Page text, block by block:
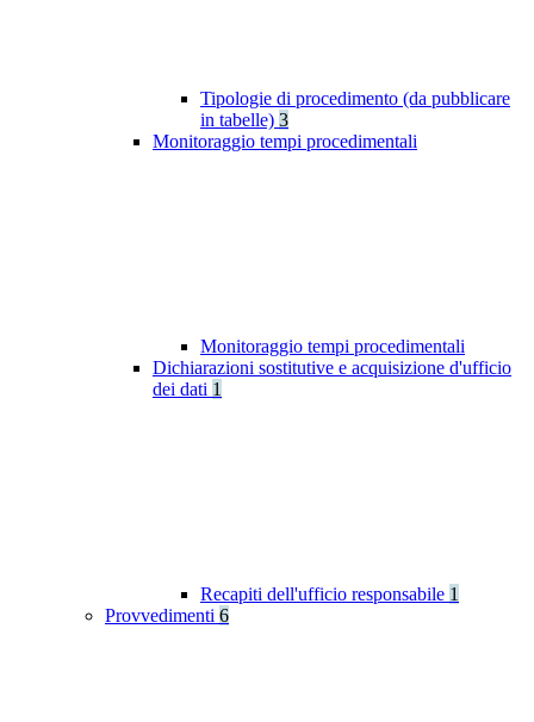
Tipologie di procedimento (da pubblicare
in tabelle) 3
Monitoraggio tempi procedimentali
Monitoraggio tempi procedimentali
Dichiarazioni sostitutive e acquisizione d'ufficio
dei dati 1
Recapiti dell'ufficio responsabile 1
Provvedimenti 6